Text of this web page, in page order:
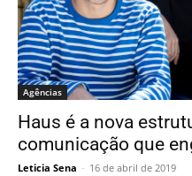
Agências
Haus é a nova
comunicação que
Leticia Sena - 16 de abril de 2019